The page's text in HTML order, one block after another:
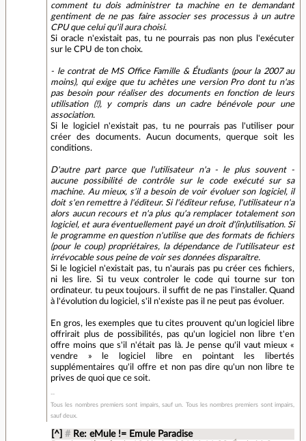
comment tu dois administrer ta machine en te demandant
gentiment de ne pas faire associer ses processus à un autre
CPU que celui qu'il aura choisi.
Si oracle n'existait pas, tu ne pourrais pas non plus l'exécuter
sur le CPU de ton choix.
- le contrat de MS Office Famille & Étudiants (pour la 2007 au
moins), qui exige que tu achètes une version Pro dont tu n'as
pas besoin pour réaliser des documents en fonction de leurs
utilisation (!), y compris dans un cadre bénévole pour une
association.
Si le logiciel n'existait pas, tu ne pourrais pas l'utiliser pour
créer des documents. Aucun documents, querque soit les
conditions.
D'autre part parce que l'utilisateur n'a - le plus souvent -
aucune possibilité de contrôle sur le code exécuté sur sa
machine. Au mieux, s'il a besoin de voir évoluer son logiciel, il
doit s'en remettre à l'éditeur. Si l'éditeur refuse, l'utilisateur n'a
alors aucun recours et n'a plus qu'a remplacer totalement son
logiciel, et aura éventuellement payé un droit d'(in)utilisation. Si
le programme en question n'utilise que des formats de fichiers
(pour le coup) propriétaires, la dépendance de l'utilisateur est
irrévocable sous peine de voir ses données disparaître.
Si le logiciel n'existait pas, tu n'aurais pas pu créer ces fichiers,
ni les lire. Si tu veux controler le code qui tourne sur ton
ordinateur. tu peux toujours. il suffit de ne pas l'installer. Quand
à l'évolution du logiciel, s'il n'existe pas il ne peut pas évoluer.
En gros, les exemples que tu cites prouvent qu'un logiciel libre
offrirait plus de possibilités, pas qu'un logiciel non libre t'en
offre moins que s'il n'était pas là. Je pense qu'il vaut mieux «
vendre » le logiciel libre en pointant les libertés
supplémentaires qu'il offre et non pas dire qu'un non libre te
prives de quoi que ce soit.
Tous les nombres premiers sont impairs, sauf un. Tous les nombres premiers sont impairs,
sauf deux.
[^] # Re: eMule != Emule Paradise